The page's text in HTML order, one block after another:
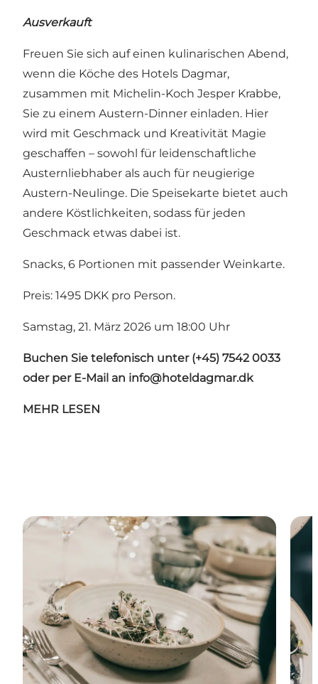
Ausverkauft
Freuen Sie sich auf einen kulinarischen Abend,
wenn die Köche des Hotels Dagmar,
zusammen mit Michelin-Koch Jesper Krabbe,
Sie zu einem Austern-Dinner einladen. Hier
wird mit Geschmack und Kreativität Magie
geschaffen – sowohl für leidenschaftliche
Austernliebhaber als auch für neugierige
Austern-Neulinge. Die Speisekarte bietet auch
andere Köstlichkeiten, sodass für jeden
Geschmack etwas dabei ist.
Snacks, 6 Portionen mit passender Weinkarte.
Preis: 1495 DKK pro Person.
Samstag, 21. März 2026 um 18:00 Uhr
Buchen Sie telefonisch unter (+45) 7542 0033
oder per E-Mail an info@hoteldagmar.dk
MEHR LESEN